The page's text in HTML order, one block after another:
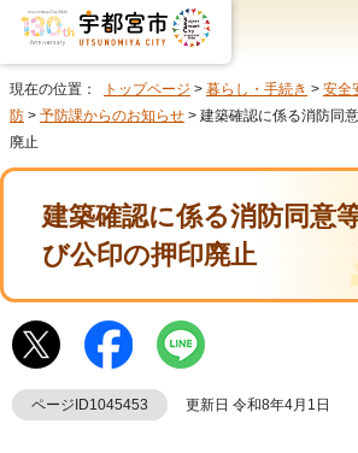
現在の位置： トップページ > 暮らし・手続き > 安全
防 > 予防課からのお知らせ > 建築確認に係る消防同
廃止
建築確認に係る消防同意
び公印の押印廃止
ページID1045453 更新日 令和8年4月1日